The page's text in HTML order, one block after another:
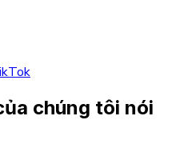
chúng tôi nói